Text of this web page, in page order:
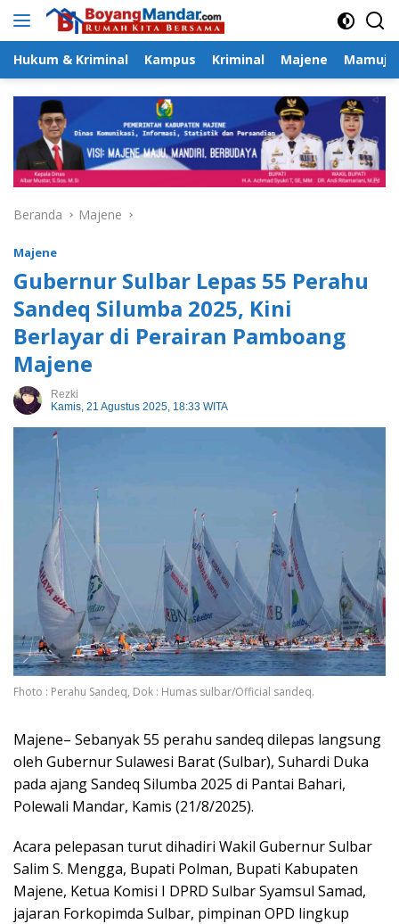
Langsung
Hukum & Kriminal Kampus Kriminal Majene Mamuju
Beranda Majene
Majene
Gubernur Sulbar Lepas 55 Perahu
Sandeq Silumba 2025, Kini
Berlayar di Perairan Pamboang
Majene
Rezki
Kamis, 21 Agustus 2025, 18:33 WITA
Fhoto : Perahu Sandeq, Dok : Humas sulbar/Official sandeq.
Majene– Sebanyak 55 perahu sandeq dilepas langsung
oleh Gubernur Sulawesi Barat (Sulbar), Suhardi Duka
pada ajang Sandeq Silumba 2025 di Pantai Bahari,
Polewali Mandar, Kamis (21/8/2025).
Acara pelepasan turut dihadiri Wakil Gubernur Sulbar
Salim S. Mengga, Bupati Polman, Bupati Kabupaten
Majene, Ketua Komisi I DPRD Sulbar Syamsul Samad,
jajaran Forkopimda Sulbar, pimpinan OPD lingkup